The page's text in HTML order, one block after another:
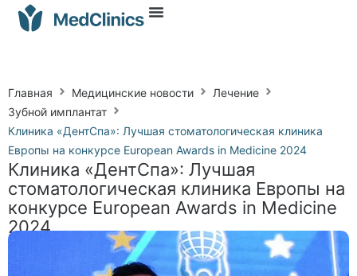
Клиника «ДентСпа»: Лучшая
стоматологическая клиника Европы на
конкурсе European Awards in Medicine
2024
Главная Медицинские новости
Лечение
Зубной имплантат
Клиника «ДентСпа»: Лучшая стоматологическая клиника
Европы на конкурсе European Awards in Medicine 2024